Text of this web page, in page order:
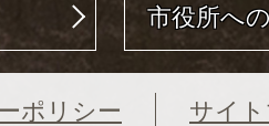
市役所へ
ポリシー
サイ